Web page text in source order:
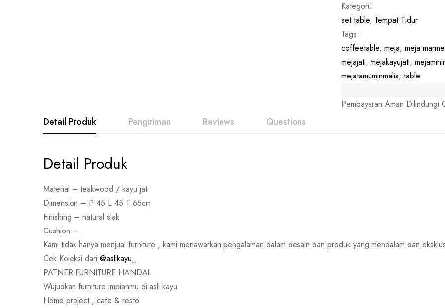
Kategori:
set table, Tempat Tidur
Tags:
coffeetable, meja, meja
mejajati, mejakayujati,
mejatamuminmalis, table
Pembayaran Aman Dilindungi
Detail Produk Pengiriman Reviews Questions
Detail Produk
Material – teakwood / kayu jati
Dimension – P 45 L 45 T 65cm
Finishing – natural slak
Cushion –
Kami tidak hanya menjual furniture , kami menawarkan pengalaman dalam desain dan produk yang mendalam dan
Cek Koleksi dari @aslikayu_
PATNER FURNITURE HANDAL
Wujudkan furniture impianmu di asli kayu
Home project , cafe & resto